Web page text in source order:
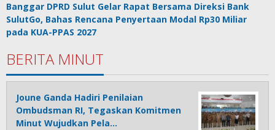
Banggar DPRD Sulut Gelar Rapat Bersama Direksi Bank
SulutGo, Bahas Rencana Penyertaan Modal Rp30 Miliar
pada KUA-PPAS 2027
BERITA MINUT
Joune Ganda Hadiri Penilaian
Ombudsman RI, Tegaskan Komitmen
Minut Wujudkan Pela…